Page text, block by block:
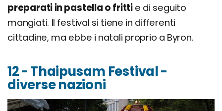
preparati in pastella o fritti e di seguito
mangiati. Il festival si tiene in differenti
cittadine, ma ebbe i natali proprio a Byron.
12 - Thaipusam Festival -
diverse nazioni